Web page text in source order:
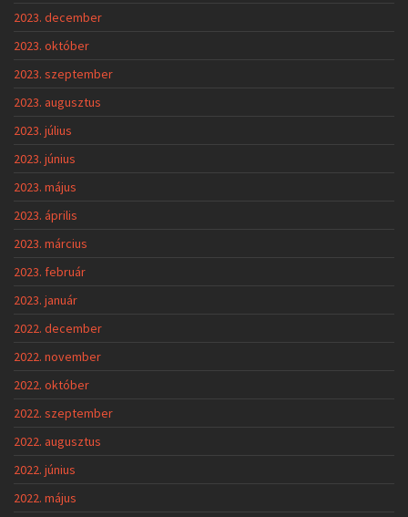
2023. december
2023. október
2023. szeptember
2023. augusztus
2023. július
2023. június
2023. május
2023. április
2023. március
2023. február
2023. január
2022. december
2022. november
2022. október
2022. szeptember
2022. augusztus
2022. június
2022. május